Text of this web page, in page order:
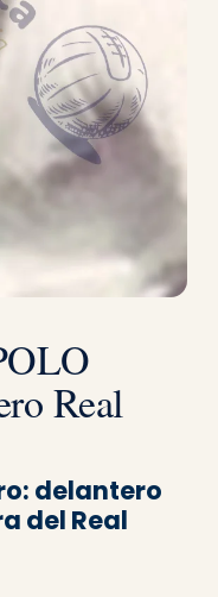
Real
delantero
del Real